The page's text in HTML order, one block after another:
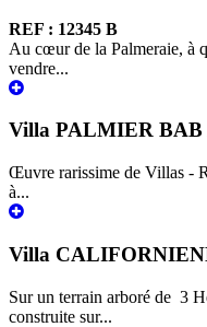
REF : 12345 B
Au cœur de la Palmeraie, à
vendre...
Villa PALMIER BAB
Œuvre rarissime de Villas -
à...
Villa
Sur un terrain arboré de 3
construite sur...